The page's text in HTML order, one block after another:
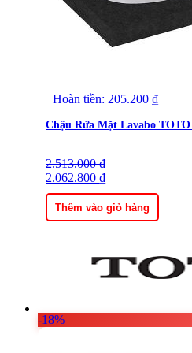
Hoàn tiền: 205.200 ₫
Chậu Rửa Mặt Lavabo
2.513.000₫
Giá
gốc
là:
2.513.000 ₫.
2.062.800 ₫
Giá
hiện
tại
là:
2.062.800 ₫.
Thêm vào giỏ hàng
-18%